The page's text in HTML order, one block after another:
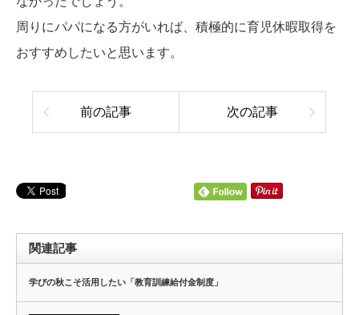
周りにパパになる方がいれば、積極的に育児休暇取得を
おすすめしたいと思います。
前の記事 次の記事
関連記事
学びの秋こそ活用したい「教育訓練給付金制度」